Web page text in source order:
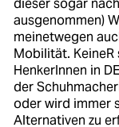
dieser sogar
ausgenommen)
meinetwegen
Mobilität.
HenkerInnen in
der
oder wird immer
Alternativen zu